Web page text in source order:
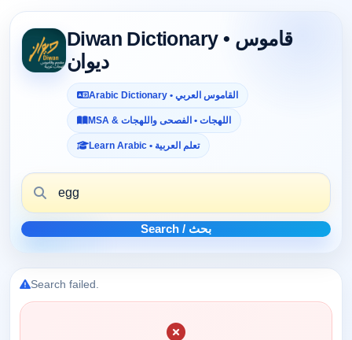
Diwan Dictionary • قاموس
ديوان
Arabic Dictionary • القاموس العربي
MSA & اللهجات • الفصحى واللهجات
Learn Arabic • تعلم العربية
Search / بحث
Search failed.